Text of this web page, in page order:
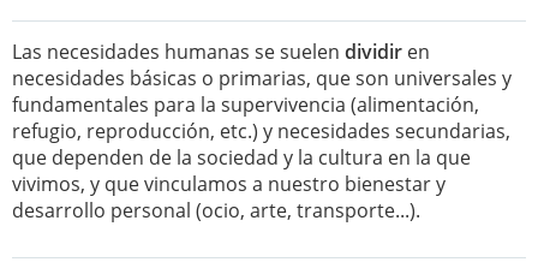
Las necesidades humanas se suelen dividir en
necesidades básicas o primarias, que son universales y
fundamentales para la supervivencia (alimentación,
refugio, reproducción, etc.) y necesidades secundarias,
que dependen de la sociedad y la cultura en la que
vivimos, y que vinculamos a nuestro bienestar y
desarrollo personal (ocio, arte, transporte...).